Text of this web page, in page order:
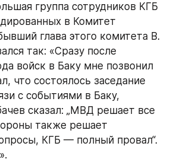
группа сотрудников КГБ
в Комитет
глава этого комитета В.
так: «Сразу после
войск в Баку мне позвонил
что состоялось заседание
с событиями в Баку,
сказал: „МВД решает все
также решает
КГБ — полный провал“.